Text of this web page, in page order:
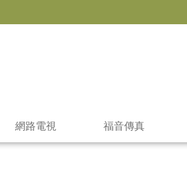
網路電視 福音傳真